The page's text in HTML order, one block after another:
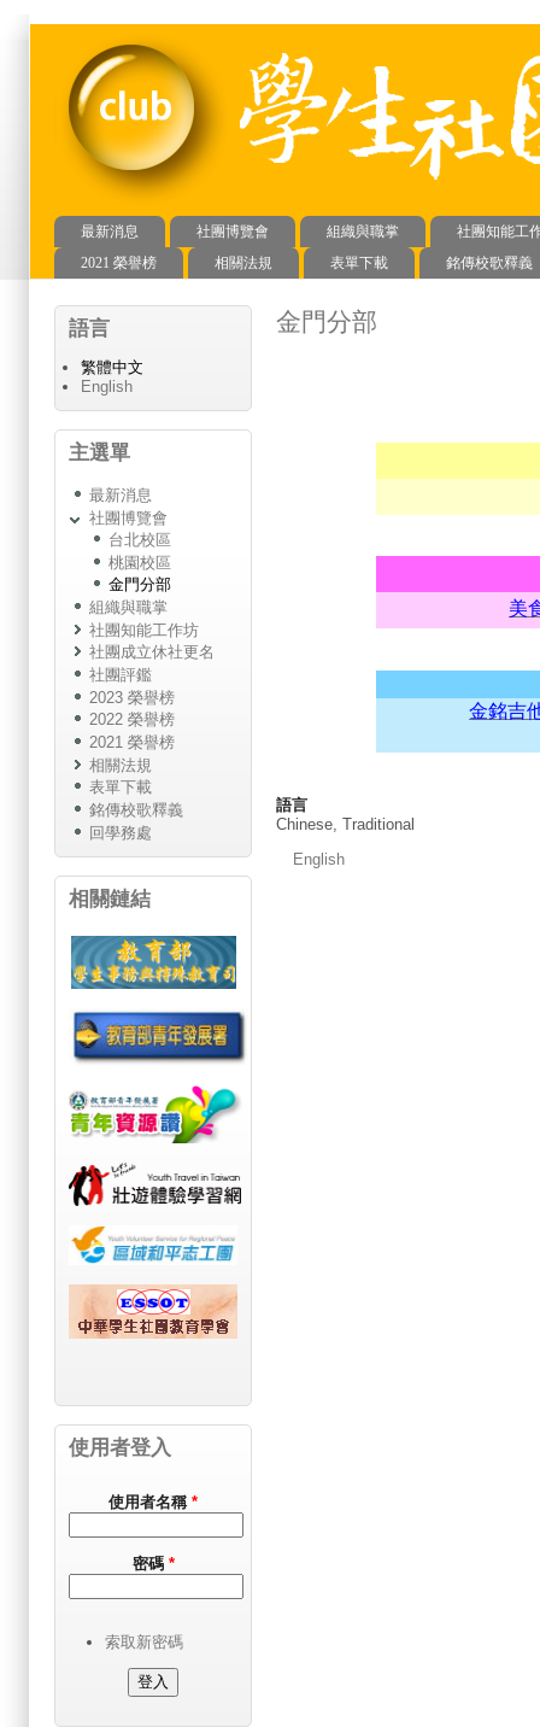
主選單
最新消息 社團博覽會 組織與職掌
社團知能工
2021 榮譽榜
相關法規 表單下載 銘傳校歌釋義
金門分部
美
金銘吉
語言
Chinese, Traditional
English
語言
繁體中文
English
主選單
最新消息
社團博覽會
台北校區
桃園校區
金門分部
組織與職掌
社團知能工作坊
社團成立休社更名
社團評鑑
2023 榮譽榜
2022 榮譽榜
2021 榮譽榜
相關法規
表單下載
銘傳校歌釋義
回學務處
相關鏈結
使用者登入
使用者名稱 *
密碼 *
索取新密碼